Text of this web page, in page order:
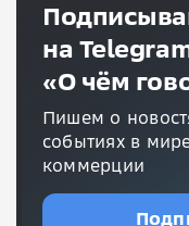
на
«О чём
Пишем о
событиях в
коммерции